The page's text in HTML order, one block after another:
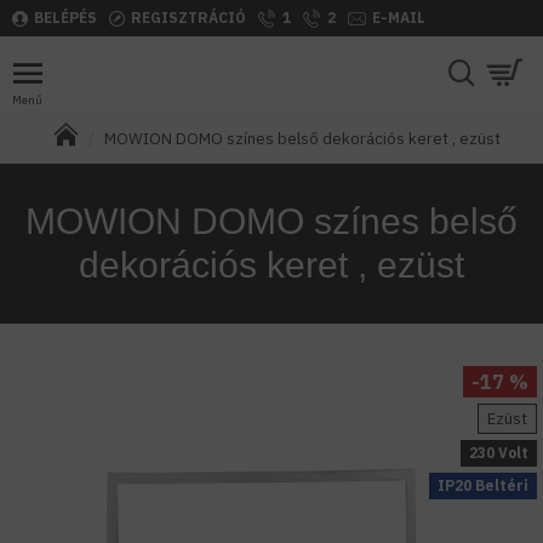
BELÉPÉS REGISZTRÁCIÓ 1 2 E-MAIL
MOWION DOMO színes belső dekorációs keret , ezüst
MOWION DOMO színes belső
dekorációs keret , ezüst
IP20 Beltéri
Ezüst
230 Volt
-17 %